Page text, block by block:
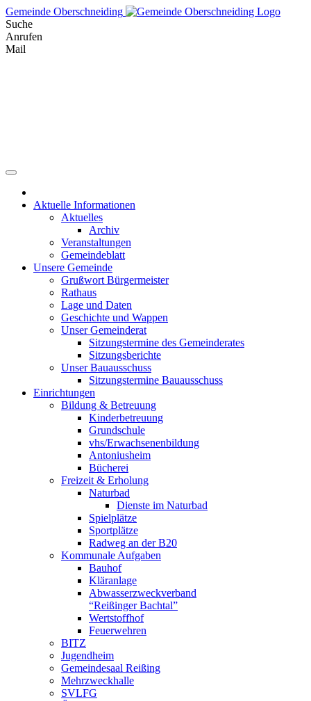
Skip
to
content
Gemeinde Oberschneiding
Suche
Anrufen
Mail
Aktuelle Informationen
Aktuelles
Archiv
Veranstaltungen
Gemeindeblatt
Unsere Gemeinde
Grußwort Bürgermeister
Rathaus
Lage und Daten
Geschichte und Wappen
Unser Gemeinderat
Sitzungstermine des Gemeinderates
Sitzungsberichte
Unser Bauausschuss
Sitzungstermine Bauausschuss
Einrichtungen
Bildung & Betreuung
Kinderbetreuung
Grundschule
vhs/Erwachsenenbildung
Antoniusheim
Bücherei
Freizeit & Erholung
Naturbad
Dienste im Naturbad
Spielplätze
Sportplätze
Radweg an der B20
Kommunale Aufgaben
Bauhof
Kläranlage
Abwasserzweckverband
“Reißinger Bachtal”
Wertstoffhof
Feuerwehren
BITZ
Jugendheim
Gemeindesaal Reißing
Mehrzweckhalle
SVLFG